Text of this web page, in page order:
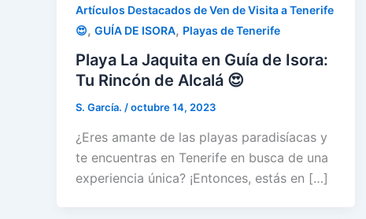
Artículos Destacados de Ven de Visita a Tenerife
😍, GUÍA DE ISORA, Playas de Tenerife
Playa La Jaquita en Guía de Isora:
Tu Rincón de Alcalá 😍
S. García. /octubre 14, 2023
¿Eres amante de las playas paradisíacas y
te encuentras en Tenerife en busca de una
experiencia única? ¡Entonces, estás en […]